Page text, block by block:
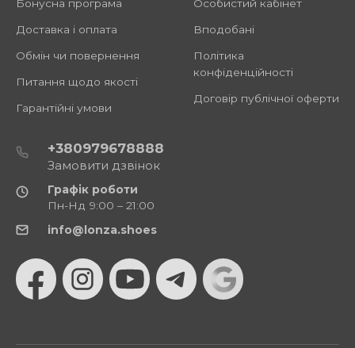
Бонусна програма
Доставка і оплата
Обмін чи повернення
Питання щодо якості
Гарантійні умови
Особистий кабінет
Вподобані
Політика
конфіденційності
Договір публічної оферти
+380979678888
Замовити дзвінок
Графік роботи
Пн-Нд 9:00 – 21:00
info@lonza.shoes